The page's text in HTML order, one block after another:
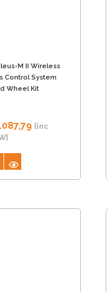
M II Wireless
Control System
Wheel Kit
{inc